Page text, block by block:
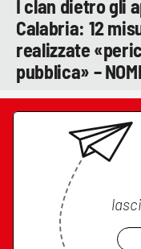
I clan dietro gli
Calabria: 12
realizzate
pubblica» – NOMI